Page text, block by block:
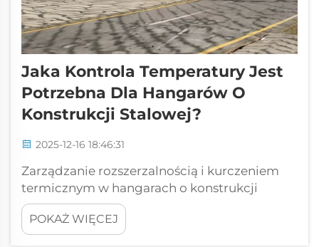
Jaka Kontrola Temperatury Jest
Potrzebna Dla Hangarów O
Konstrukcji Stalowej?
2025-12-16 18:46:31
Zarządzanie rozszerzalnością i kurczeniem
termicznym w hangarach o konstrukcji
stalowej. W jaki sposób wahania temperatury
powodują niestabilność wymiarową w
ramach stalowych. Stałe zmiany temperatury
POKAŻ WIĘCEJ